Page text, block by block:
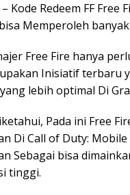
– Kode Redeem FF
Memperoleh
Free Fire hanya
Inisiatif terbaru
lebih optimal Di
Pada ini Free
Di Call of Duty:
Sebagai bisa
tinggi.